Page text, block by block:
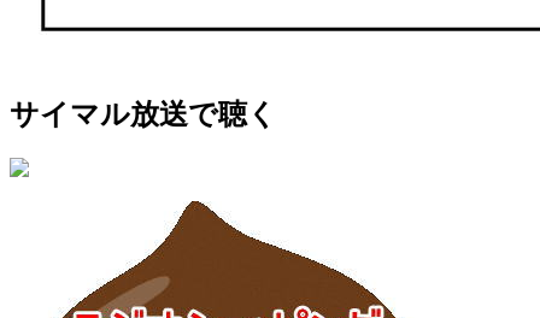
サイマル放送で聴く